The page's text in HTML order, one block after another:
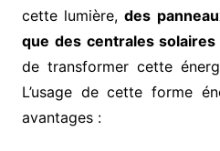
cette lumière,des
que des centrales
de transformer cette
L’usage de cette forme
avantages :